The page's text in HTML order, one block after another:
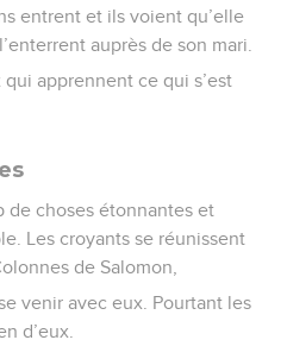
entrent et ils voient qu’elle
auprès de son mari.
apprennent ce qui s’est
de choses étonnantes et
Les croyants se réunissent
de Salomon,
venir avec eux. Pourtant les
d’eux.